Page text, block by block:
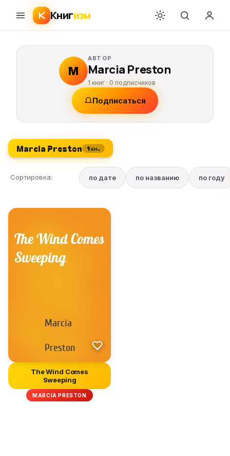
Книгизм
M
АВТОР
Marcia Preston
1 книг · 0 подписчиков
Подписаться
Marcia Preston 1 кн.
Сортировка: по дате по названию по году
The Wind Comes
Sweeping
MARCIA PRESTON